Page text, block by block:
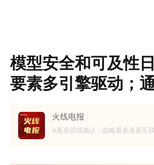
模型安全和可及性
要素多引擎驱动；
火线电报